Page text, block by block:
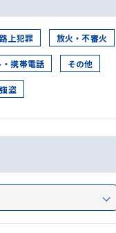
路上犯罪 放火・不審火
携帯電話 その他
強盗